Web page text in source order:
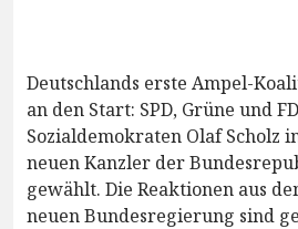
Deutschlands erste Ampel-
an den Start: SPD, Grüne und
Sozialdemokraten Olaf Scholz
neuen Kanzler der
gewählt. Die Reaktionen aus
neuen Bundesregierung sind